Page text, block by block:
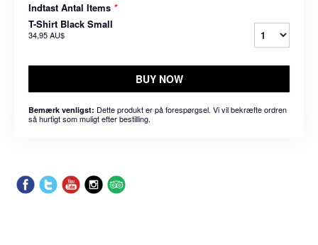
Indtast Antal Items *
T-Shirt Black Small
34,95 AU$
BUY NOW
Bemærk venligst: Dette produkt er på forespørgsel. Vi vil bekræfte ordren
så hurtigt som muligt efter bestilling.